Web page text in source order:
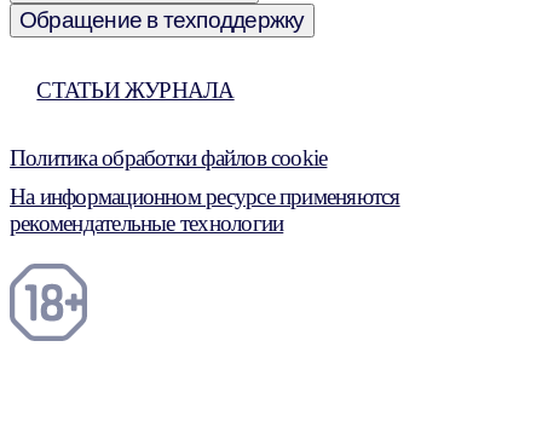
Обращение в техподдержку
СТАТЬИ ЖУРНАЛА
Политика обработки файлов cookie
На информационном ресурсе применяются
рекомендательные технологии